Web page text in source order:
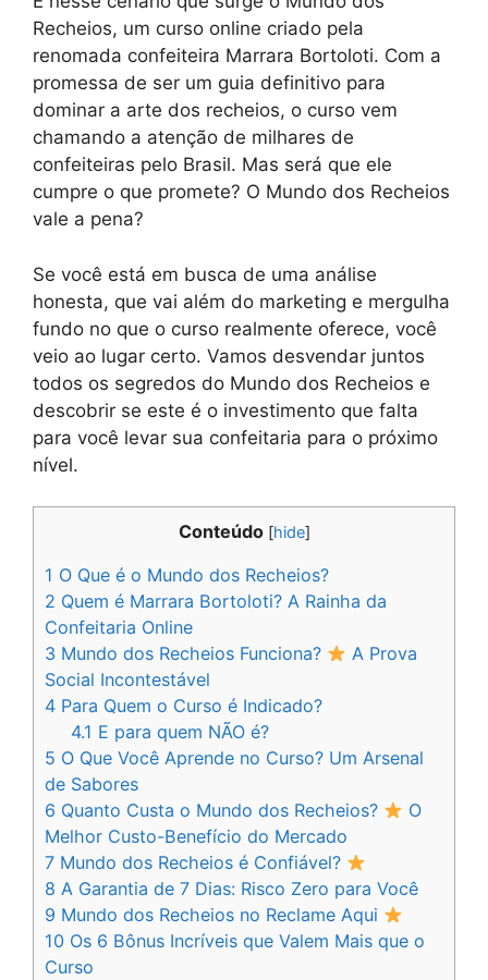
Recheios, um curso online criado pela
renomada confeiteira Marrara Bortoloti. Com a
promessa de ser um guia definitivo para
dominar a arte dos recheios, o curso vem
chamando a atenção de milhares de
confeiteiras pelo Brasil. Mas será que ele
cumpre o que promete? O Mundo dos Recheios
vale a pena?
Se você está em busca de uma análise
honesta, que vai além do marketing e mergulha
fundo no que o curso realmente oferece, você
veio ao lugar certo. Vamos desvendar juntos
todos os segredos do Mundo dos Recheios e
descobrir se este é o investimento que falta
para você levar sua confeitaria para o próximo
nível.
Conteúdo [hide]
1 O Que é o Mundo dos Recheios?
2 Quem é Marrara Bortoloti? A Rainha da
Confeitaria Online
3 Mundo dos Recheios Funciona?
A Prova
Social Incontestável
4 Para Quem o Curso é Indicado?
4.1 E para quem NÃO é?
5 O Que Você Aprende no Curso? Um Arsenal
de Sabores
6 Quanto Custa o Mundo dos Recheios?
O
Melhor Custo-Benefício do Mercado
7 Mundo dos Recheios é Confiável?
8 A Garantia de 7 Dias: Risco Zero para Você
9 Mundo dos Recheios no Reclame Aqui
10 Os 6 Bônus Incríveis que Valem Mais que o
Curso